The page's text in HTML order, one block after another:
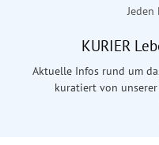
KURIER
Aktuelle Infos rund um
kuratiert von